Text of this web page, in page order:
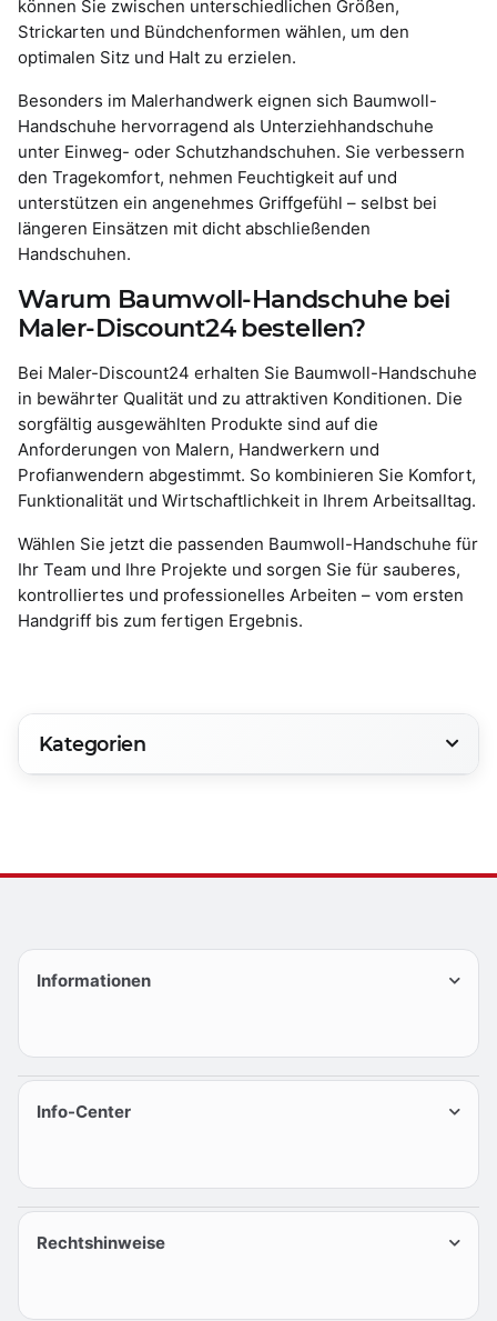
können Sie zwischen unterschiedlichen Größen,
Strickarten und Bündchenformen wählen, um den
optimalen Sitz und Halt zu erzielen.
Besonders im Malerhandwerk eignen sich Baumwoll-
Handschuhe hervorragend als Unterziehhandschuhe
unter Einweg- oder Schutzhandschuhen. Sie verbessern
den Tragekomfort, nehmen Feuchtigkeit auf und
unterstützen ein angenehmes Griffgefühl – selbst bei
längeren Einsätzen mit dicht abschließenden
Handschuhen.
Warum Baumwoll-Handschuhe bei
Maler-Discount24 bestellen?
Bei Maler-Discount24 erhalten Sie Baumwoll-Handschuhe
in bewährter Qualität und zu attraktiven Konditionen. Die
sorgfältig ausgewählten Produkte sind auf die
Anforderungen von Malern, Handwerkern und
Profianwendern abgestimmt. So kombinieren Sie Komfort,
Funktionalität und Wirtschaftlichkeit in Ihrem Arbeitsalltag.
Wählen Sie jetzt die passenden Baumwoll-Handschuhe für
Ihr Team und Ihre Projekte und sorgen Sie für sauberes,
kontrolliertes und professionelles Arbeiten – vom ersten
Handgriff bis zum fertigen Ergebnis.
Kategorien
Informationen
Info-Center
Rechtshinweise